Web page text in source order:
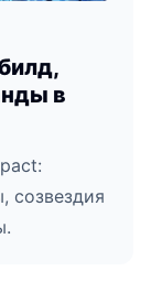
в
созвездия